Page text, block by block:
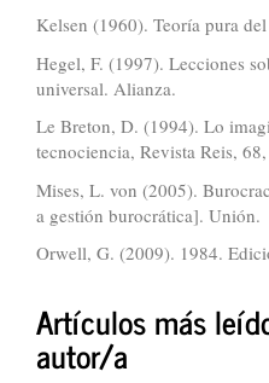
Kelsen (1960). Teoría pura
Hegel, F. (1997). Lecciones
universal. Alianza.
Le Breton, D. (1994). Lo
tecnociencia, Revista Reis,
Mises, L. von (2005).
a gestión burocrática]. Unión.
Orwell, G. (2009). 1984.
Artículos más
autor/a